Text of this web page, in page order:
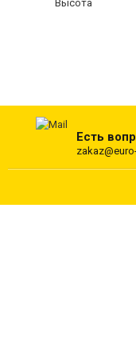
Высота
Есть